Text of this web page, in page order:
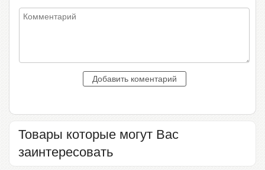
Товары которые могут Вас
заинтересовать